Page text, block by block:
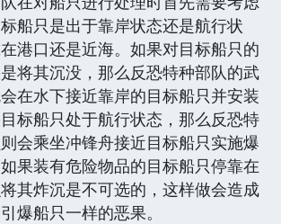
船只是出于靠岸状态还是航行状
港口还是近海。如果对目标船只的
将其沉没，那么反恐特种部队的武
在水下接近靠岸的目标船只并安装
标船只处于航行状态，那么反恐特
会乘坐冲锋舟接近目标船只实施爆
果装有危险物品的目标船只停靠在
其炸沉是不可选的，这样做会造成
爆船只一样的恶果。